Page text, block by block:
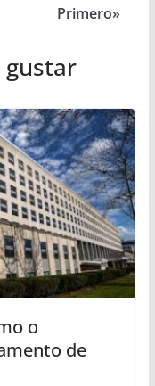
Primero»
o
de